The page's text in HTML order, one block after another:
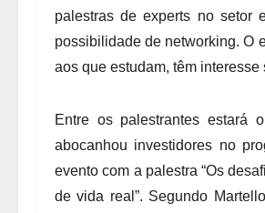
palestras de experts no setor
possibilidade de networking. O
aos que estudam, têm
Entre os palestrantes estará
abocanhou investidores no
evento com a palestra “Os
de vida real”. Segundo